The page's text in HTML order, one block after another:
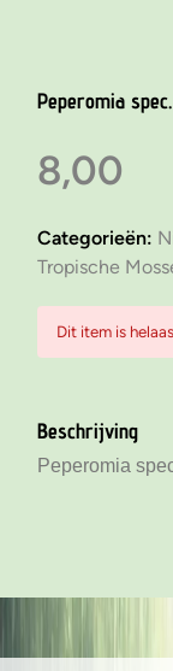
Peperomia
8,00
Categorieën:
Tropische
Dit item is
Beschrijving
Peperomia